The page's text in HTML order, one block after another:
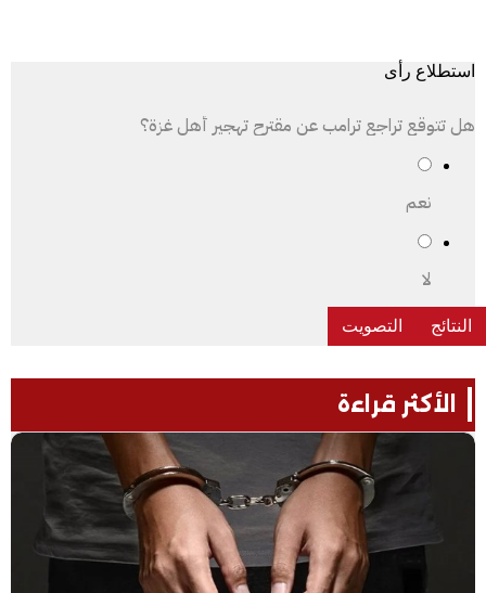
استطلاع رأى
هل تتوقع تراجع ترامب عن مقترح تهجير أهل غزة؟
نعم
لا
الأكثر قراءة